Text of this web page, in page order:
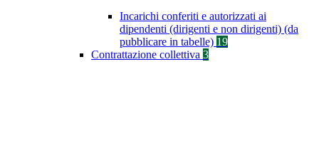
Incarichi conferiti e autorizzati ai
dipendenti (dirigenti e non dirigenti) (da
pubblicare in tabelle) 19
Contrattazione collettiva 3